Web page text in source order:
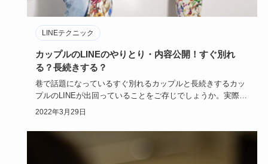
LINEテクニック
カップルのLINEのやりとり・内容公開！すぐ別れ
る？長続きする？
巷で話題になっているすぐ別れるカップルと長続きするカッ
プルのLINEが出回っていることをご存じでしょうか。実際に
読んだ人た…
2022年3月29日